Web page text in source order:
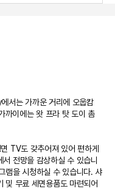
서는 가까운 거리에 오웁캄
까이에는 왓 프라 탓 도이 촘
TV도 갖추어져 있어 편하게
전망을 감상하실 수 있습니
램을 시청하실 수 있습니다. 샤
및 무료 세면용품도 마련되어